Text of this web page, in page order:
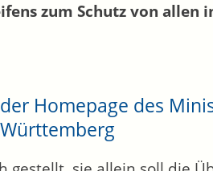
zum Schutz von allen
Homepage des